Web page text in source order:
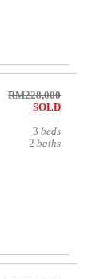
RM228,000
SOLD
3 beds
2 baths